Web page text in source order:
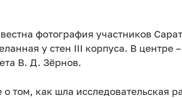
фотография участников
у стен III корпуса. В центре
В. Д. Зёрнов.
о том, как шла исследовательская